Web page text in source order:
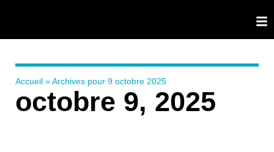
Accueil » Archives pour 9 octobre 2025
octobre 9, 2025